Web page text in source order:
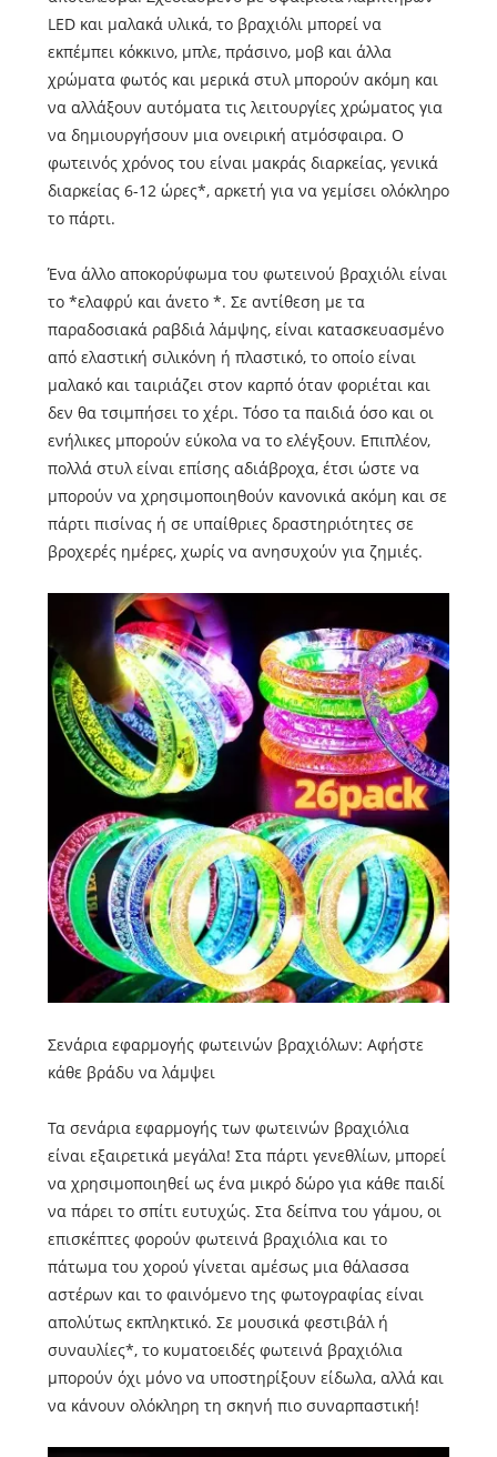
LED και μαλακά υλικά, το βραχιόλι μπορεί να
εκπέμπει κόκκινο, μπλε, πράσινο, μοβ και άλλα
χρώματα φωτός και μερικά στυλ μπορούν ακόμη και
να αλλάξουν αυτόματα τις λειτουργίες χρώματος για
να δημιουργήσουν μια ονειρική ατμόσφαιρα. Ο
φωτεινός χρόνος του είναι μακράς διαρκείας, γενικά
διαρκείας 6-12 ώρες*, αρκετή για να γεμίσει ολόκληρο
το πάρτι.
Ένα άλλο αποκορύφωμα του φωτεινού βραχιόλι είναι
το *ελαφρύ και άνετο *. Σε αντίθεση με τα
παραδοσιακά ραβδιά λάμψης, είναι κατασκευασμένο
από ελαστική σιλικόνη ή πλαστικό, το οποίο είναι
μαλακό και ταιριάζει στον καρπό όταν φοριέται και
δεν θα τσιμπήσει το χέρι. Τόσο τα παιδιά όσο και οι
ενήλικες μπορούν εύκολα να το ελέγξουν. Επιπλέον,
πολλά στυλ είναι επίσης αδιάβροχα, έτσι ώστε να
μπορούν να χρησιμοποιηθούν κανονικά ακόμη και σε
πάρτι πισίνας ή σε υπαίθριες δραστηριότητες σε
βροχερές ημέρες, χωρίς να ανησυχούν για ζημιές.
Σενάρια εφαρμογής φωτεινών βραχιόλων: Αφήστε
κάθε βράδυ να λάμψει
Τα σενάρια εφαρμογής των φωτεινών βραχιόλια
είναι εξαιρετικά μεγάλα! Στα πάρτι γενεθλίων, μπορεί
να χρησιμοποιηθεί ως ένα μικρό δώρο για κάθε παιδί
να πάρει το σπίτι ευτυχώς. Στα δείπνα του γάμου, οι
επισκέπτες φορούν φωτεινά βραχιόλια και το
πάτωμα του χορού γίνεται αμέσως μια θάλασσα
αστέρων και το φαινόμενο της φωτογραφίας είναι
απολύτως εκπληκτικό. Σε μουσικά φεστιβάλ ή
συναυλίες*, το κυματοειδές φωτεινά βραχιόλια
μπορούν όχι μόνο να υποστηρίξουν είδωλα, αλλά και
να κάνουν ολόκληρη τη σκηνή πιο συναρπαστική!